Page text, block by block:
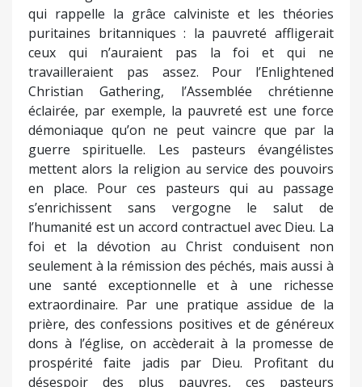
qui rappelle la grâce calviniste et les théories
puritaines britanniques : la pauvreté affligerait
ceux qui n’auraient pas la foi et qui ne
travailleraient pas assez. Pour l’Enlightened
Christian Gathering, l’Assemblée chrétienne
éclairée, par exemple, la pauvreté est une force
démoniaque qu’on ne peut vaincre que par la
guerre spirituelle. Les pasteurs évangélistes
mettent alors la religion au service des pouvoirs
en place. Pour ces pasteurs qui au passage
s’enrichissent sans vergogne le salut de
l’humanité est un accord contractuel avec Dieu. La
foi et la dévotion au Christ conduisent non
seulement à la rémission des péchés, mais aussi à
une santé exceptionnelle et à une richesse
extraordinaire. Par une pratique assidue de la
prière, des confessions positives et de généreux
dons à l’église, on accèderait à la promesse de
prospérité faite jadis par Dieu. Profitant du
désespoir des plus pauvres, ces pasteurs